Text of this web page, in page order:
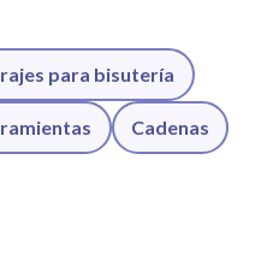
para bisutería
Cadenas